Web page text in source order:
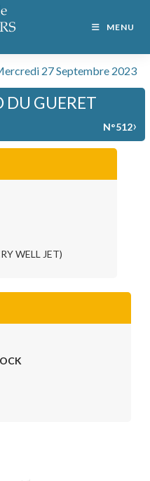
MENU
27 Septembre 2023
DU GUERET
N°512›
WELL JET)